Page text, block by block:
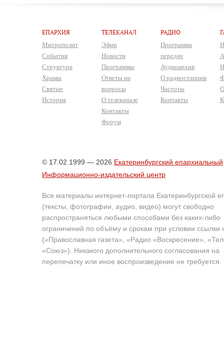
ЕПАРХИЯ
Митрополит
События
Структура
Храмы
Святые
История
ТЕЛЕКАНАЛ
Эфир
Новости
Программы
Ответы на
вопросы
О телеканале
Контакты
Форум
РАДИО
Программа
передач
Аудиоархив
О радиостанции
Частоты
Контакты
© 17.02.1999 — 2026 Екатеринбургский епархиальный
Информационно-издательский центр
Все материалы интернет-портала Екатеринбургской
(тексты, фотографии, аудио, видео) могут свободно
распространяться любыми способами без каких-либо
ограничений по объёму и срокам при условии ссылки
(«Православная газета», «Радио «Воскресение»,
«Союз»). Никакого дополнительного согласования на
перепечатку или иное воспроизведение не требуется.